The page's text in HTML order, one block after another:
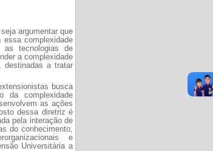
argumentar que
essa complexidade
tecnologias de
a complexidade
destinadas a tratar
busca
da complexidade
as ações
dessa diretriz é
pela interação de
do conhecimento,
e
Universitária a